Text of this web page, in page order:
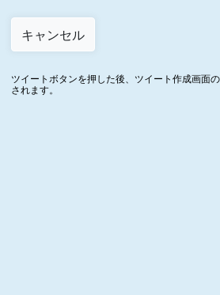
ツイートボタンを押した後、ツイート作成画面
されます。